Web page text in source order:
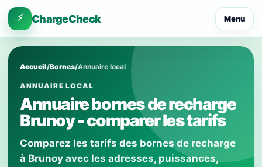
⚡ ChargeCheck Menu
Accueil/Bornes/Annuaire local
ANNUAIRE LOCAL
Annuaire bornes de recharge
Brunoy - comparer les tarifs
Comparez les tarifs des bornes de recharge
à Brunoy avec les adresses, puissances,